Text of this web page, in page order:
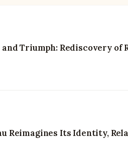
and Triumph: Rediscovery of
Reimagines Its Identity,